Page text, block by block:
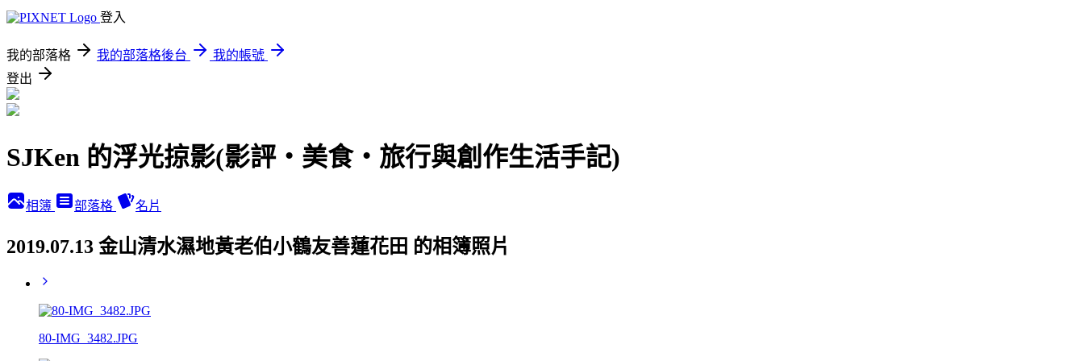
登入
我的部落格 我的部落格後台
我的帳號
登出
SJKen 的浮光掠影(影評‧美食‧旅行與創作生活手記)
相簿 部落格 名片
2019.07.13 金山清水濕地黃老伯小鶴友善蓮花田 的相簿照片
80-IMG_3482.JPG